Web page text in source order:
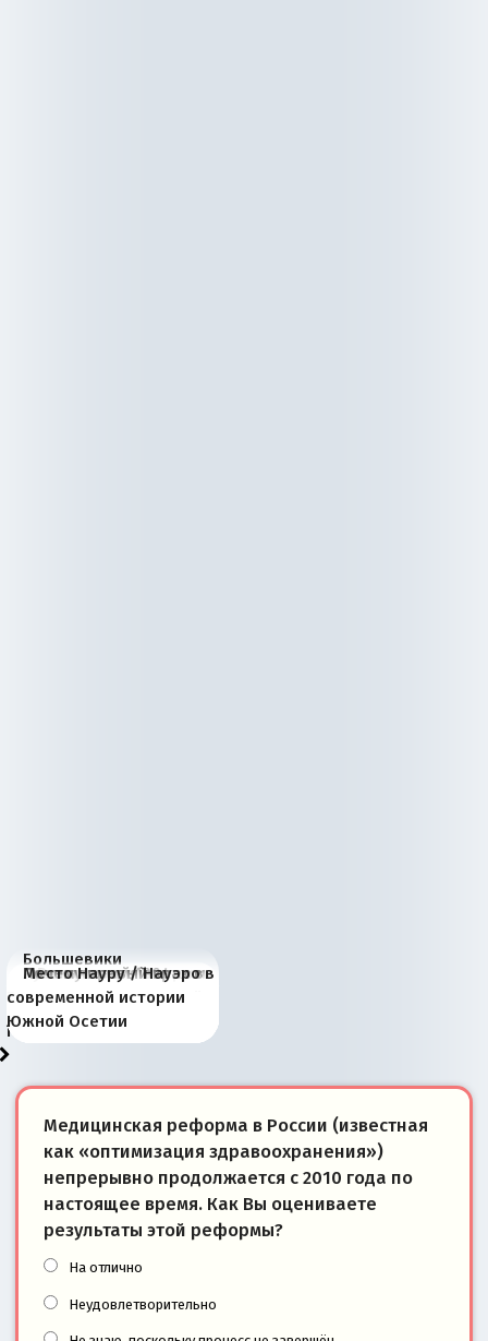
Большевики
отличаются от «Яблока»
тем, что они -
победители
Киевская марионетка
Запада рассказала о
«переобувании» хозяев
В России назрели
перемены: 15 шагов к
суверенной экономике
Миграционный пожар
Европы
Россия начинает
сбрасывать балласт
Анкориджа
Россия зимой 1904
года: первые уступки во
внутренней политике
Русская нация вчера и
сегодня
Почему правый крах в
Варшаве не поможет её
отношениям с Россией?
Место Науру / Науэро в
современной истории
Южной Осетии
Медицинская реформа в России (известная
как «оптимизация здравоохранения»)
непрерывно продолжается с 2010 года по
настоящее время. Как Вы оцениваете
результаты этой реформы?
На отлично
Неудовлетворительно